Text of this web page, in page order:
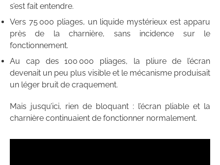
s’est fait entendre.
Vers 75 000 pliages, un liquide mystérieux est apparu
près de la charnière, sans incidence sur le
fonctionnement.
Au cap des 100 000 pliages, la pliure de l’écran
devenait un peu plus visible et le mécanisme produisait
un léger bruit de craquement.
Mais jusqu’ici, rien de bloquant : l’écran pliable et la
charnière continuaient de fonctionner normalement.